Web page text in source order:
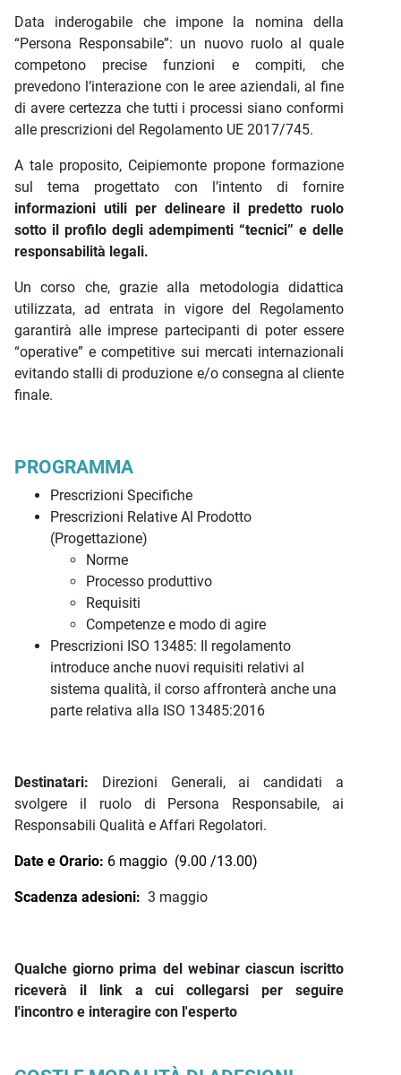
Data inderogabile che impone la nomina della
“Persona Responsabile”: un nuovo ruolo al quale
competono precise funzioni e compiti, che
prevedono l’interazione con le aree aziendali, al fine
di avere certezza che tutti i processi siano conformi
alle prescrizioni del Regolamento UE 2017/745.
A tale proposito, Ceipiemonte propone formazione
sul tema progettato con l’intento di fornire
informazioni utili per delineare il predetto ruolo
sotto il profilo degli adempimenti “tecnici” e delle
responsabilità legali.
Un corso che, grazie alla metodologia didattica
utilizzata, ad entrata in vigore del Regolamento
garantirà alle imprese partecipanti di poter essere
“operative” e competitive sui mercati internazionali
evitando stalli di produzione e/o consegna al cliente
finale.
PROGRAMMA
Prescrizioni Specifiche
Prescrizioni Relative Al Prodotto
(Progettazione)
Norme
Processo produttivo
Requisiti
Competenze e modo di agire
Prescrizioni ISO 13485: Il regolamento
introduce anche nuovi requisiti relativi al
sistema qualità, il corso affronterà anche una
parte relativa alla ISO 13485:2016
Destinatari: Direzioni Generali, ai candidati a
svolgere il ruolo di Persona Responsabile, ai
Responsabili Qualità e Affari Regolatori.
Date e Orario: 6 maggio (9.00 /13.00)
Scadenza adesioni: 3 maggio
Qualche giorno prima del webinar ciascun iscritto
riceverà il link a cui collegarsi per seguire
l'incontro e interagire con l'esperto